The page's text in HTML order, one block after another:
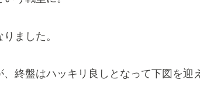
ました。
終盤はハッキリ良しとなって下図を迎